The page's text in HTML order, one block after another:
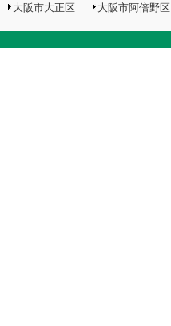
大阪市大正区
大阪市阿倍野区